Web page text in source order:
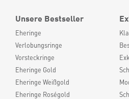
Unsere Bestseller
Eheringe
Verlobungsringe
Vorsteckringe
Eheringe Gold
Eheringe Weißgold
Eheringe Roségold